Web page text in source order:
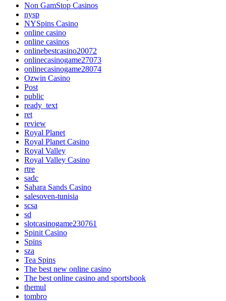
Non GamStop Casinos
nysp
NYSpins Casino
online casino
online casinos
onlinebestcasino20072
onlinecasinogame27073
onlinecasinogame28074
Ozwin Casino
Post
public
ready_text
ret
review
Royal Planet
Royal Planet Casino
Royal Valley
Royal Valley Casino
rtre
sadc
Sahara Sands Casino
salesoven-tunisia
scsa
sd
slotcasinogame230761
Spinit Casino
Spins
sza
Tea Spins
The best new online casino
The best online casino and sportsbook
themul
tombro